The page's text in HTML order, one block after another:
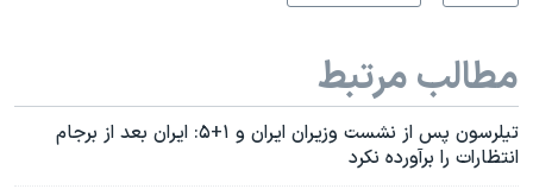
مطالب مرتبط
تیلرسون پس از نشست وزیران ایران و ۱+۵: ایران بعد از برجام
انتظارات را برآورده نکرد